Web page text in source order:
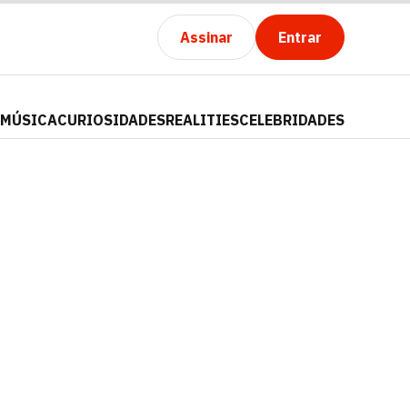
Assinar Entrar
MÚSICACURIOSIDADESREALITIESCELEBRIDADES